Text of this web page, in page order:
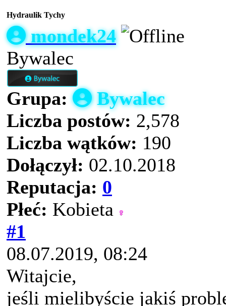
Hydraulik Tychy
mondek24
Bywalec
Grupa:
Bywalec
Liczba postów: 2,578
Liczba wątków: 190
Dołączył: 02.10.2018
Reputacja: 0
Płeć: Kobieta
#1
08.07.2019, 08:24
Witajcie,
jeśli mielibyście jakiś